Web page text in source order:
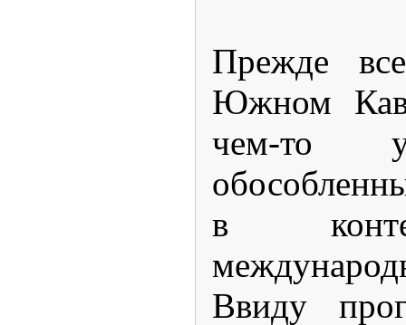
Прежде
Южном
чем-то
в
Ввиду